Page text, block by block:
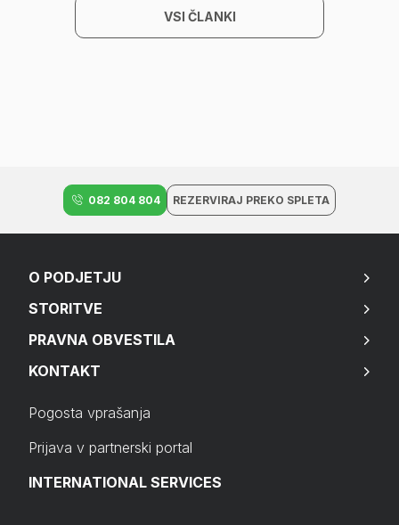
VSI ČLANKI
082 804 804 REZERVIRAJ PREKO SPLETA
O PODJETJU
STORITVE
PRAVNA OBVESTILA
KONTAKT
Pogosta vprašanja
Prijava v partnerski portal
INTERNATIONAL SERVICES